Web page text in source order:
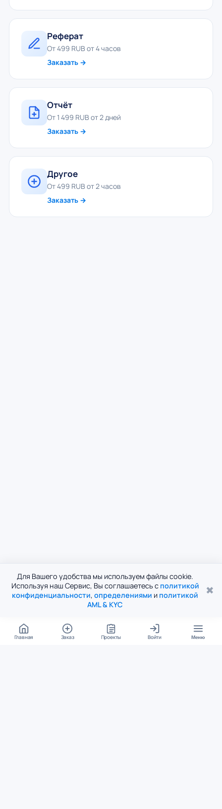
Для Вашего удобства мы используем файлы cookie.
Используя наш Сервис, Вы соглашаетесь с политикой
конфиденциальности, определениями и политикой
AML & KYC
✖
Главная Заказ Проекты Войти Меню
Реферат
От 499 RUB от 4 часов
Заказать →
Отчёт
От 1 499 RUB от 2 дней
Заказать →
Другое
От 499 RUB от 2 часов
Заказать →